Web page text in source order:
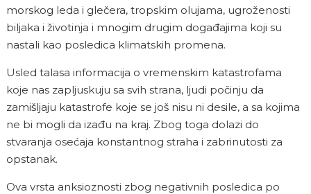
morskog leda i glečera, tropskim olujama, ugroženosti
biljaka i životinja i mnogim drugim događajima koji su
nastali kao posledica klimatskih promena.
Usled talasa informacija o vremenskim katastrofama
koje nas zapljuskuju sa svih strana, ljudi počinju da
zamišljaju katastrofe koje se još nisu ni desile, a sa kojima
ne bi mogli da izađu na kraj. Zbog toga dolazi do
stvaranja osećaja konstantnog straha i zabrinutosti za
opstanak.
Ova vrsta anksioznosti zbog negativnih posledica po